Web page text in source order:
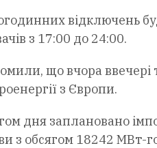
відключень
з 17:00 до 24:00.
що вчора ввечері
з Європи.
дня заплановано
з обсягом 18242 МВт-